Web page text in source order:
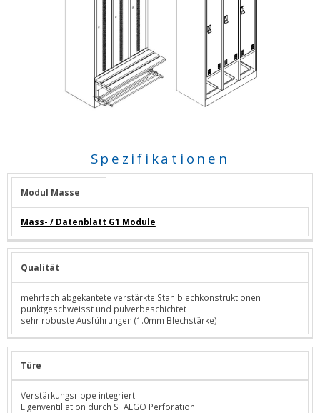
Spezifikationen
Modul Masse
Mass- / Datenblatt G1 Module
Qualität
mehrfach abgekantete verstärkte Stahlblechkonstruktionen
punktgeschweisst und pulverbeschichtet
sehr robuste Ausführungen (1.0mm Blechstärke)
Türe
Verstärkungsrippe integriert
Eigenventiliation durch STALGO Perforation